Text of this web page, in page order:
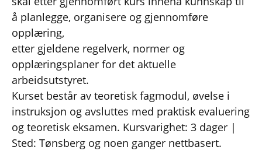
å planlegge, organisere og gjennomføre
opplæring,
etter gjeldene regelverk, normer og
opplæringsplaner for det aktuelle
arbeidsutstyret.
Kurset består av teoretisk fagmodul, øvelse i
instruksjon og avsluttes med praktisk evaluering
og teoretisk eksamen. Kursvarighet: 3 dager |
Sted: Tønsberg og noen ganger nettbasert.